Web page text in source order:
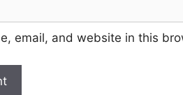
email, and website in this